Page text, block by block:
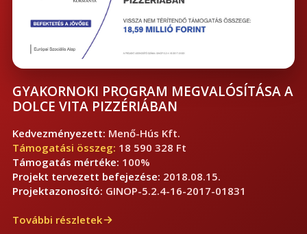
GYAKORNOKI PROGRAM MEGVALÓSÍTÁSA A
DOLCE VITA PIZZÉRIÁBAN
Kedvezményezett: Menő-Hús Kft.
Támogatási összeg: 18 590 328 Ft
Támogatás mértéke: 100%
Projekt tervezett befejezése: 2018.08.15.
Projektazonosító: GINOP-5.2.4-16-2017-01831
További részletek